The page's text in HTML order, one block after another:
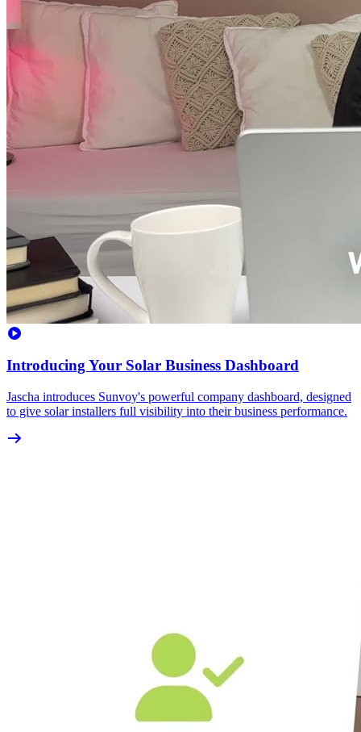
Introducing Your Solar Business Dashboard
Jascha introduces Sunvoy's powerful company dashboard, designed
to give solar installers full visibility into their business performance.